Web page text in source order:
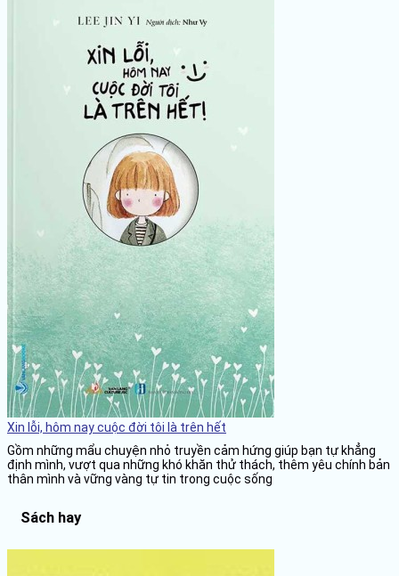
Xin lỗi, hôm nay cuộc đời tôi là trên hết
Gồm những mẩu chuyện nhỏ truyền cảm hứng giúp bạn tự khẳng
định mình, vượt qua những khó khăn thử thách, thêm yêu chính bản
thân mình và vững vàng tự tin trong cuộc sống
Sách hay